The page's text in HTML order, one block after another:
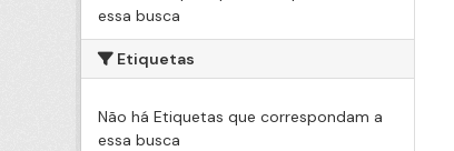
essa busca
Etiquetas
Não há Etiquetas que correspondam a
essa busca